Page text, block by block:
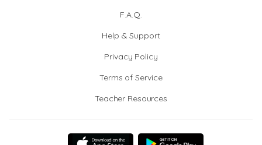
F.A.Q.
Help & Support
Privacy Policy
Terms of Service
Teacher Resources